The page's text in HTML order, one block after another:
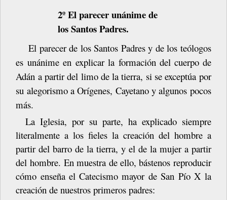
2º El parecer unánime de
los Santos Padres.
El parecer de los Santos Padres y de los teólogos
es unánime en explicar la formación del cuerpo de
Adán a partir del limo de la tierra, si se exceptúa por
su alegorismo a Orígenes, Cayetano y algunos pocos
más.
La Iglesia, por su parte, ha explicado siempre
literalmente a los fieles la creación del hombre a
partir del barro de la tierra, y el de la mujer a partir
del hombre. En muestra de ello, bástenos reproducir
cómo enseña el Catecismo mayor de San Pío X la
creación de nuestros primeros padres: